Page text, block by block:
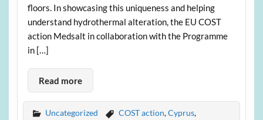
floors. In showcasing this uniqueness and helping
understand hydrothermal alteration, the EU COST
action Medsalt in collaboration with the Programme
in […]
Read more
Uncategorized COST action,Cyprus,